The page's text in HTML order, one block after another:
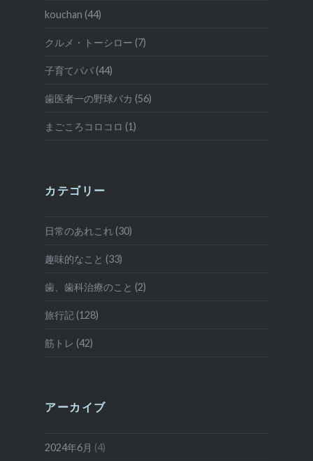
kouchan (44)
クルメ・トーシロー (7)
子育てパパ (44)
歯医者一の野球バカ (56)
まごころコロコロ (1)
カテゴリー
日常のあれこれ (30)
趣味的なこと (33)
歯、歯科治療のこと (2)
旅行記 (128)
筋トレ (42)
アーカイブ
2024年6月 (4)